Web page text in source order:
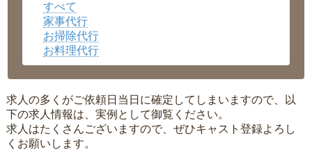
沖縄県
すべて
家事代行
お掃除代行
お料理代行
求人の多くがご依頼日当日に確定してしまいますので、以
下の求人情報は、実例として御覧ください。
求人はたくさんございますので、ぜひキャスト登録よろし
くお願いします。